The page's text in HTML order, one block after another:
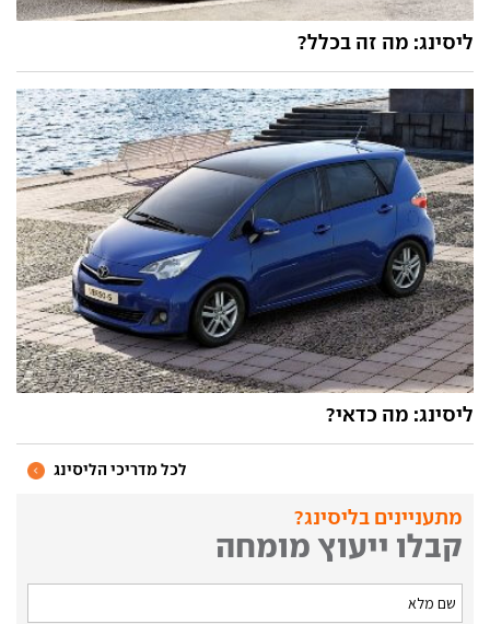
לכל מדריכי הליסינג
ליסינג: מה זה בכלל?
ליסינג: מה כדאי?
מתעניינים בליסינג?
קבלו ייעוץ מומחה